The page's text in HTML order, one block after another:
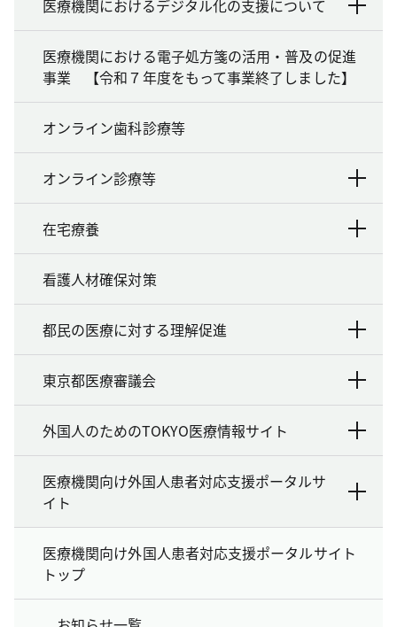
医療機関におけるデジタル化の支援について
医療機関における電子処方箋の活用・普及の促進
事業 【令和７年度をもって事業終了しました】
オンライン歯科診療等
オンライン診療等
在宅療養
看護人材確保対策
都民の医療に対する理解促進
東京都医療審議会
外国人のためのTOKYO医療情報サイト
医療機関向け外国人患者対応支援ポータルサ
イト
医療機関向け外国人患者対応支援ポータルサイト
トップ